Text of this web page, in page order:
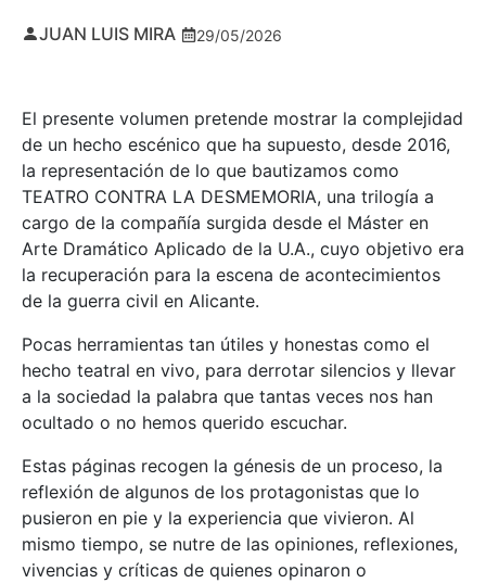
JUAN LUIS MIRA 29/05/2026
El presente volumen pretende mostrar la complejidad
de un hecho escénico que ha supuesto, desde 2016,
la representación de lo que bautizamos como
TEATRO CONTRA LA DESMEMORIA, una trilogía a
cargo de la compañía surgida desde el Máster en
Arte Dramático Aplicado de la U.A., cuyo objetivo era
la recuperación para la escena de acontecimientos
de la guerra civil en Alicante.
Pocas herramientas tan útiles y honestas como el
hecho teatral en vivo, para derrotar silencios y llevar
a la sociedad la palabra que tantas veces nos han
ocultado o no hemos querido escuchar.
Estas páginas recogen la génesis de un proceso, la
reflexión de algunos de los protagonistas que lo
pusieron en pie y la experiencia que vivieron. Al
mismo tiempo, se nutre de las opiniones, reflexiones,
vivencias y críticas de quienes opinaron o